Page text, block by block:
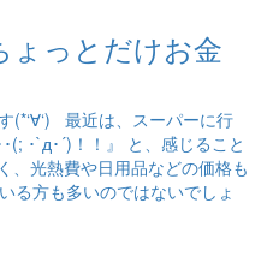
ょっとだけお金
(*‘∀‘) 最近は、スーパーに行
(; ･`д･´)！！』 と、感じること
光熱費や日用品などの価格も
る方も多いのではないでしょ